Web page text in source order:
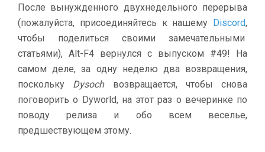
После вынужденного двухнедельного перерыва
(пожалуйста, присоединяйтесь к нашему
Discord,
чтобы поделиться своими замечательными
статьями), Alt-F4 вернулся с выпуском #49! На
самом деле, за одну неделю два возвращения,
поскольку Dysoch возвращается, чтобы снова
поговорить о Dyworld, на этот раз о вечеринке по
поводу релиза и обо всем веселье,
предшествующем этому.